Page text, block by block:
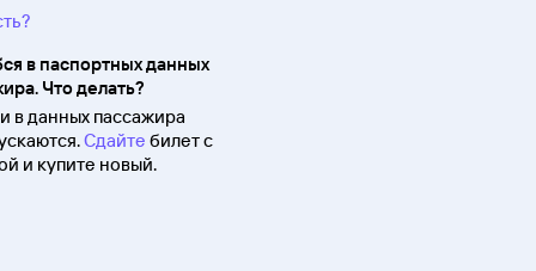
в паспортных данных
Что делать?
в данных пассажира
Сдайте билет с
и купите новый.